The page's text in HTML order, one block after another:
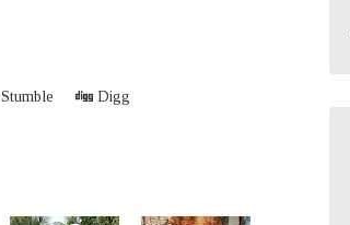
Stumble Digg